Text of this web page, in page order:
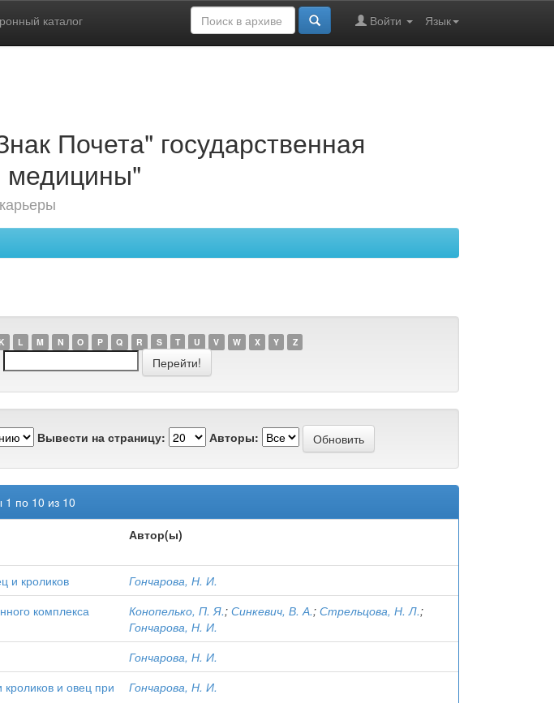
каталог Язык
Войти
Почета" государственная
медицины"
K L M N O P Q R S T U V W X Y Z
Вывести на страницу: Авторы:
1 по 10 из 10
Автор(ы)
и кроликов
Гончарова, Н. И.
комплекса Конопелько, П. Я.; Синкевич, В. А.; Стрельцова, Н. Л.;
Гончарова, Н. И.
Гончарова, Н. И.
и овец при
Гончарова, Н. И.